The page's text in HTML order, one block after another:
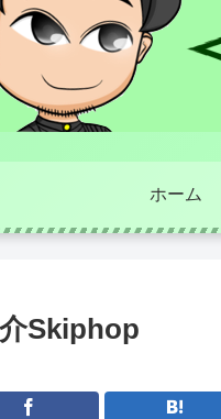
ホーム
Skiphop